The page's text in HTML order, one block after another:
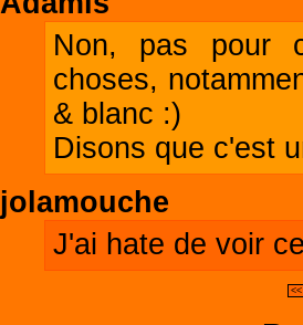
Non, pas pour
choses,
& blanc :)
Disons que c'est
jolamouche
J'ai hate de voir